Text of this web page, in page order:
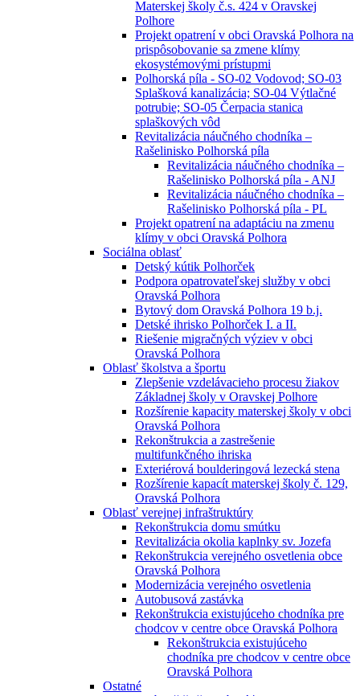
Materskej školy č.s. 424 v Oravskej
Polhore
Projekt opatrení v obci Oravská Polhora na
prispôsobovanie sa zmene klímy
ekosystémovými prístupmi
Polhorská píla - SO-02 Vodovod; SO-03
Splašková kanalizácia; SO-04 Výtlačné
potrubie; SO-05 Čerpacia stanica
splaškových vôd
Revitalizácia náučného chodníka –
Rašelinisko Polhorská píla
Revitalizácia náučného chodníka –
Rašelinisko Polhorská píla - ANJ
Revitalizácia náučného chodníka –
Rašelinisko Polhorská píla - PL
Projekt opatrení na adaptáciu na zmenu
klímy v obci Oravská Polhora
Sociálna oblasť
Detský kútik Polhorček
Podpora opatrovateľskej služby v obci
Oravská Polhora
Bytový dom Oravská Polhora 19 b.j.
Detské ihrisko Polhorček I. a II.
Riešenie migračných výziev v obci
Oravská Polhora
Oblasť školstva a športu
Zlepšenie vzdelávacieho procesu žiakov
Základnej školy v Oravskej Polhore
Rozšírenie kapacity materskej školy v obci
Oravská Polhora
Rekonštrukcia a zastrešenie
multifunkčného ihriska
Exteriérová boulderingová lezecká stena
Rozšírenie kapacít materskej školy č. 129,
Oravská Polhora
Oblasť verejnej infraštruktúry
Rekonštrukcia domu smútku
Revitalizácia okolia kaplnky sv. Jozefa
Rekonštrukcia verejného osvetlenia obce
Oravská Polhora
Modernizácia verejného osvetlenia
Autobusová zastávka
Rekonštrukcia existujúceho chodníka pre
chodcov v centre obce Oravská Polhora
Rekonštrukcia existujúceho
chodníka pre chodcov v centre obce
Oravská Polhora
Ostatné